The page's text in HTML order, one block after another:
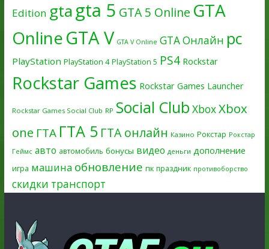
Edition gtagta 5 GTA 5 Online GTA
OnlineGTA V GTA V Online GTA Онлайн pc
PlayStation PlayStation 4 PlayStation 5 PS4 Rockstar
Rockstar Games Rockstar Games Launcher
Rockstar Games Social Club RP Social Club XboxXbox
one ГТА ГТА 5 ГТА онлайн Казино Рокстар Рокстар
Геймс авто автомобиль бонусы видео деньги дополнение
игра машина обновление пк праздник противоборство
скидки транспорт